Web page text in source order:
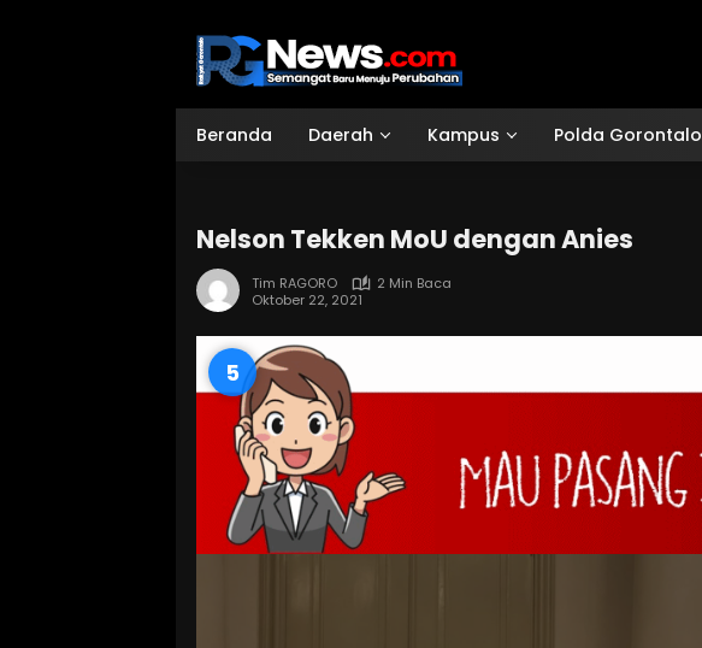
Beranda Daerah Kampus Polda Gorontalo
Nelson Tekken MoU dengan Anies
Tim RAGORO
2 Min Baca
Oktober 22, 2021
4